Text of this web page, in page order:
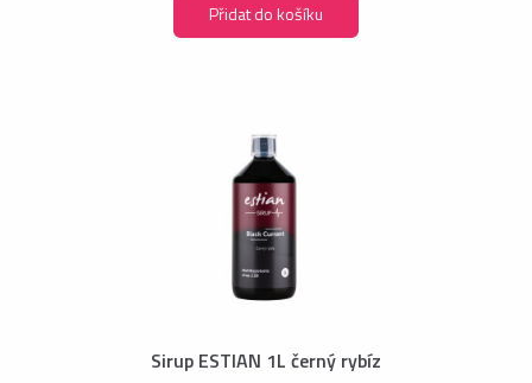
Přidat do košíku
Sirup ESTIAN 1L černý rybíz